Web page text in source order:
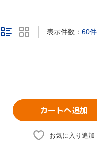
表示件数： 60件
カートへ追加
お気に入り追加